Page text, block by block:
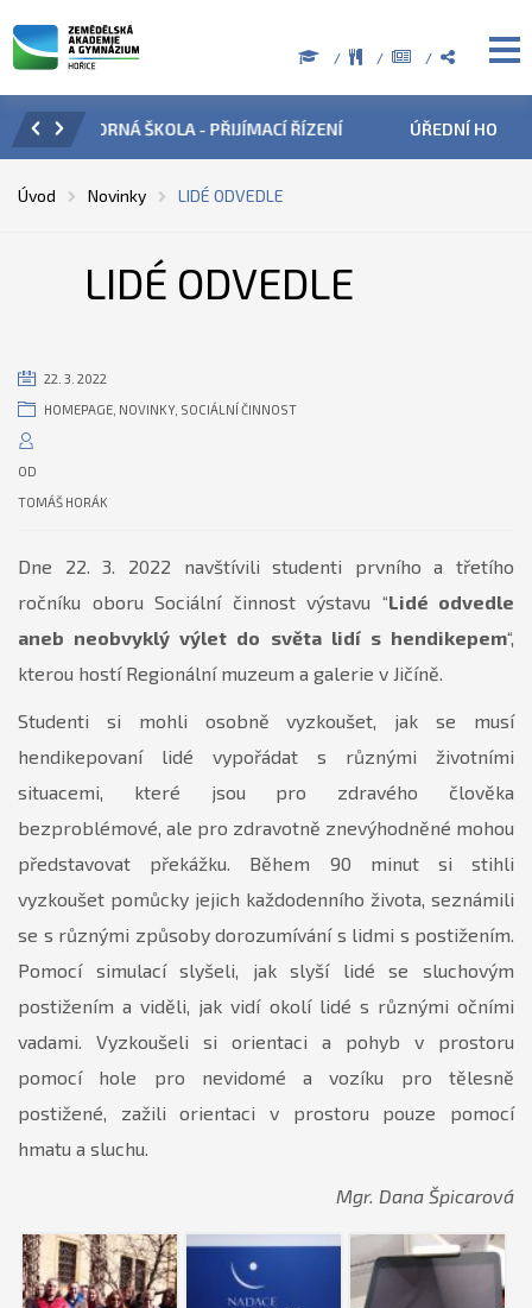
ÚŘEDNÍ HODINY V OBDOBÍ LETNÍCH PRÁZDNIN
Úvod Novinky LIDÉ ODVEDLE
LIDÉ ODVEDLE
22. 3. 2022
HOMEPAGE NOVINKY, SOCIÁLNÍ ČINNOST
OD
TOMÁŠ HORÁK
Dne 22. 3. 2022 navštívili studenti prvního a třetího
ročníku oboru Sociální činnost výstavu “Lidé odvedle
aneb neobvyklý výlet do světa lidí s hendikepem“,
kterou hostí Regionální muzeum a galerie v Jičíně.
Studenti si mohli osobně vyzkoušet, jak se musí
hendikepovaní lidé vypořádat s různými životními
situacemi, které jsou pro zdravého člověka
bezproblémové, ale pro zdravotně znevýhodněné mohou
představovat překážku. Během 90 minut si stihli
vyzkoušet pomůcky jejich každodenního života, seznámili
se s různými způsoby dorozumívání s lidmi s postižením.
Pomocí simulací slyšeli, jak slyší lidé se sluchovým
postižením a viděli, jak vidí okolí lidé s různými očními
vadami. Vyzkoušeli si orientaci a pohyb v prostoru
pomocí hole pro nevidomé a vozíku pro tělesně
postižené, zažili orientaci v prostoru pouze pomocí
hmatu a sluchu.
Mgr. Dana Špicarová